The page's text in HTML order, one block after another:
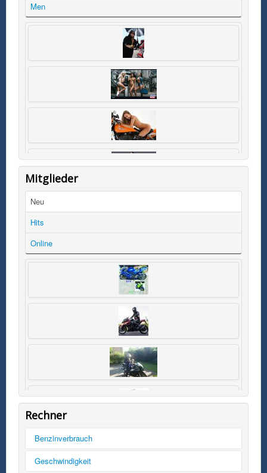
Men
Mitglieder
Neu
Hits
Online
Rechner
Benzinverbrauch
Tankinhalt
Geschwindigkeit